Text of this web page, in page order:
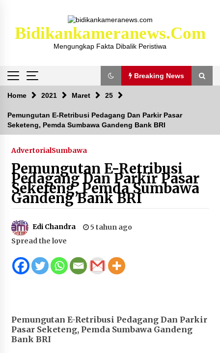
Bidikankameranews.com
Mengungkap Fakta Dibalik Peristiwa
Breaking News
Breaking News
Kejaksaan KSB Mulai Lidik Mafia Tanah Desa
Sekongkang Bawah
2 tahun ago
Laporan Dugaan Pencabulan di Desa Sepayung
Kec. Plampang, Polres Sumbawa Pastikan
Proses Penyelidikan Berjalan Maksimal
4 minggu ago
Anggota Satlantas Polres Sumbawa, Briptu
Juanda, Edukasi Masyarakat dalam Mengurus
Administrasi Kendaraan Berupa SIM
HUT ke-46 Dekranas di Makassar, di Hadapan
Bupati H. Jarot : Demi Keberlanjutan Pelayanan,
Perumdam Batulanteh Akan Lakukan
Penyesuaian Tarif Air Minum
Home 2021 Maret 25
Pemungutan E-Retribusi Pedagang Dan Parkir Pasar
Seketeng, Pemda Sumbawa Gandeng Bank BRI
AdvertorialSumbawa
Pemungutan E-Retribusi
Pedagang Dan Parkir Pasar
Seketeng, Pemda Sumbawa
Gandeng Bank BRI
Edi Chandra
5 tahun ago
Spread the love
Pemungutan E-Retribusi Pedagang Dan Parkir
Pasar Seketeng, Pemda Sumbawa Gandeng
Bank BRI